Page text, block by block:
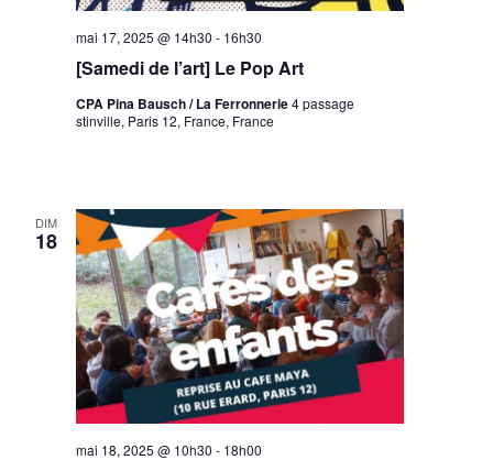
[Samedi de l’art] Le Pop Art
mai 17, 2025 @ 14h30 - 16h30
CPA Pina Bausch / La Ferronnerie4 passage
stinville, Paris 12, France, France
DIM
18
mai 18, 2025 @ 10h30 - 18h00